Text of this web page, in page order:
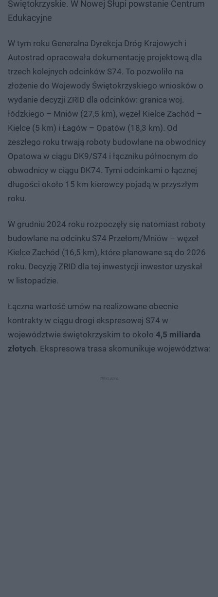
Świętokrzyskie. W Nowej Słupi powstanie Centrum
Edukacyjne
W tym roku Generalna Dyrekcja Dróg Krajowych i
Autostrad opracowała dokumentację projektową dla
trzech kolejnych odcinków S74. To pozwoliło na
złożenie do Wojewody Świętokrzyskiego wniosków o
wydanie decyzji ZRID dla odcinków: granica woj.
łódzkiego – Mniów (27,5 km), węzeł Kielce Zachód –
Kielce (5 km) i Łagów – Opatów (18,3 km). Od
zeszłego roku trwają roboty budowlane na obwodnicy
Opatowa w ciągu DK9/S74 i łączniku północnym do
obwodnicy w ciągu DK74. Tymi odcinkami o łącznej
długości około 15 km kierowcy pojadą w przyszłym
roku.
W grudniu 2024 roku rozpoczęły się natomiast roboty
budowlane na odcinku S74 Przełom/Mniów – węzeł
Kielce Zachód (16,5 km), które planowane są do 2026
roku. Decyzję ZRID dla tej inwestycji inwestor uzyskał
w listopadzie.
Łączna wartość umów na realizowane obecnie
kontrakty w ciągu drogi ekspresowej S74 w
województwie świętokrzyskim to około 4,5 miliarda
złotych. Ekspresowa trasa skomunikuje województwa: